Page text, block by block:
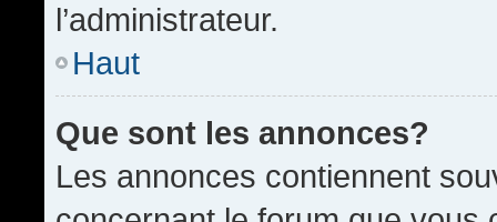
l’administrateur.
Haut
Que sont les annonces?
Les annonces contiennent